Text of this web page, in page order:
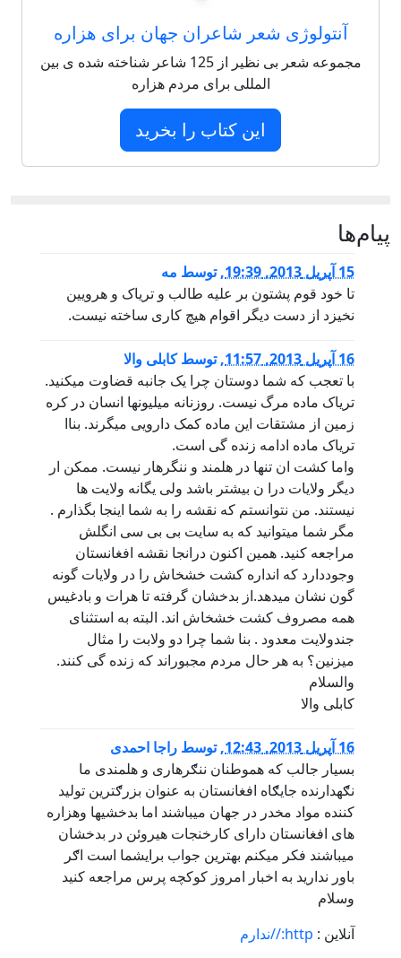
آنتولوژی شعر شاعران جهان برای هزاره
مجموعه شعر بی نظیر از 125 شاعر شناخته شده ی بین
المللی برای مردم هزاره
این کتاب را بخرید
پيام‌ها
15 آپریل 2013, 19:39 ,توسط مه
تا خود قوم پشتون بر علیه طالب و تریاک و هرویین
نخیزد از دست دیگر اقوام هیچ کاری ساخته نیست.
16 آپریل 2013, 11:57 ,توسطکابلی والا
با تعجب که شما دوستان چرا یک جانبه قضاوت میکنید.
تریاک ماده مرگ نیست. روزنانه میلیونها انسان در کره
زمین از مشتقات این ماده کمک دارویی میگرند. بناا
تریاک ماده ادامه زنده گی است.
واما کشت ان تنها در هلمند و ننگرهار نیست. ممکن ار
دیگر ولایات درا ن بیشتر باشد ولی یگانه ولایت ها
نیستند. من نتوانستم که نقشه را به شما اینجا بگذارم .
مگر شما میتوانید که به سایت بی بی سی انگلش
مراجعه کنید. همین اکنون درانجا نقشه افغانستان
وجوددارد که انداره کشت خشخاش را در ولایات گونه
گون نشان میدهد.از بدخشان گرفته تا هرات و بادغیس
همه مصروف کشت خشخاش اند. البته به استثنای
جندولایت معدود . بنا شما چرا دو ولابت را مثال
میزنین؟ به هر حال مردم مجبوراند که زنده گی کنند.
والسلام
کابلی والا
16 آپریل 2013, 12:43 ,توسط راجا احمدی
بسیار جالب که هموطنان ننګرهاری و هلمندی ما
نګهدارنده جایګاه افغانستان به عنوان بزرګترین تولید
کننده مواد مخدر در جهان میباشند اما بدخشیها وهزاره
های افغانستان دارای کارخنجات هیروئن در بدخشان
میباشند فکر میکنم بهترین جواب برایشما است اګر
باور ندارید به اخبار امروز کوکچه پرس مراجعه کنید
وسلام
آنلاین : http://ندارم